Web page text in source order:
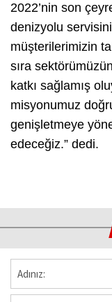
2022’nin son
denizyolu
müşterilerimizin
sıra
katkı sağlamış
misyonumuz
genişletmeye
edeceğiz.” dedi.